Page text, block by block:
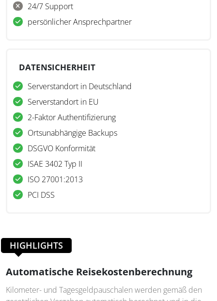
24/7 Support
persönlicher Ansprechpartner
DATENSICHERHEIT
Serverstandort in Deutschland
Serverstandort in EU
2-Faktor Authentifizierung
Ortsunabhängige Backups
DSGVO Konformität
ISAE 3402 Typ II
ISO 27001:2013
PCI DSS
HIGHLIGHTS
Automatische Reisekostenberechnung
Kilometer- und Tagesgeldpauschalen werden gemäß den